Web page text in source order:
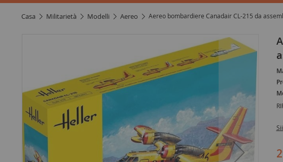
casa militarietà modelli aereo Aereo bombardiere Canadair CL-215 da
Aereo bombardiere Canadair CL-215 da